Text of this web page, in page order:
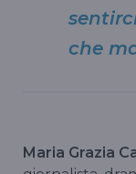
che
Maria Grazia